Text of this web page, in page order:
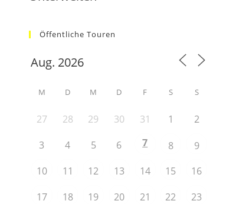
Öffentliche Touren
M D M D F S S
27 28 29 30 31 1
2
3
4 5 6 7 8
9
10
11 12 13 14 15
16
17
18 19 20 21 22
23